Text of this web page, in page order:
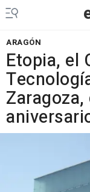
ARAGÓN
Etopia, el